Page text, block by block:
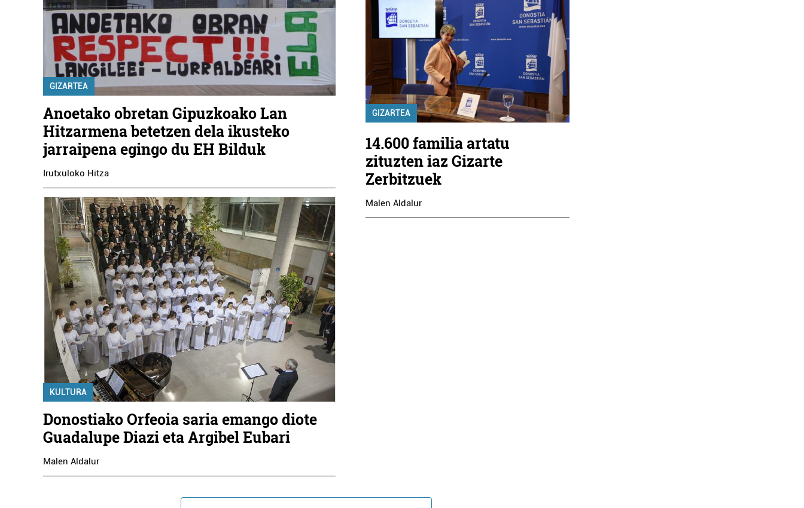
GIZARTEA
Anoetako obretan Gipuzkoako Lan
Hitzarmena betetzen dela ikusteko
jarraipena egingo du EH Bilduk
Irutxuloko Hitza
KULTURA
Donostiako Orfeoia saria emango diote
Guadalupe Diazi eta Argibel Eubari
Malen Aldalur
GIZARTEA
14.600 familia artatu
zituzten iaz Gizarte
Zerbitzuek
Malen Aldalur